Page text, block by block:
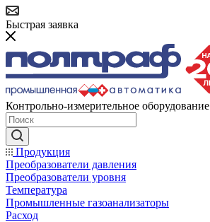
Быстрая заявка
Контрольно-измерительное оборудование
Продукция
Преобразователи давления
Преобразователи уровня
Температура
Промышленные газоанализаторы
Расход